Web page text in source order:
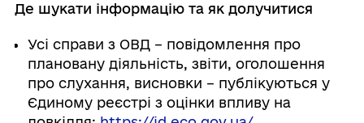
Де шукати інформацію та як долучитися
Усі справи з ОВД – повідомлення про
плановану діяльність, звіти, оголошення
про слухання, висновки – публікуються у
Єдиному реєстрі з оцінки впливу на